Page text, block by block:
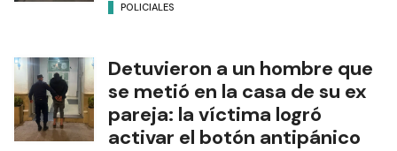
POLICIALES
Detuvieron a un hombre que
se metió en la casa de su ex
pareja: la víctima logró
activar el botón antipánico